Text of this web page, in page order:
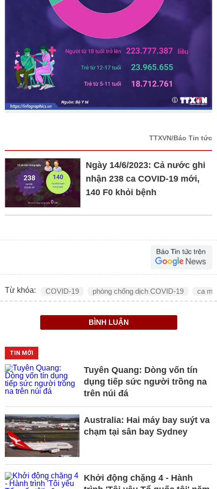
TTXVN/Báo Tin tức
Ngày 14/6/2023: Cả nước ghi
nhận 238 ca COVID-19 mới,
140 F0 khỏi bệnh
Từ khóa: COVID-19 phòng chống dịch COVID-19 ca
BÌNH LUẬN
TIN MỚI
Tuyên Quang: Dòng vốn tín
dụng tiếp sức người trồng na
trên núi đá
Australia: Hai máy bay suýt va
chạm tại sân bay Sydney
Khởi động chặng 4 - Hành